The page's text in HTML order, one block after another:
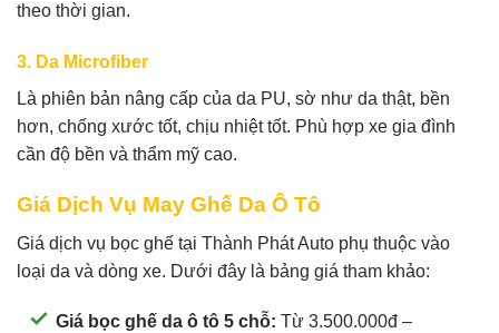
theo thời gian.
3. Da Microfiber
Là phiên bản nâng cấp của da PU, sờ như da thật, bền
hơn, chống xước tốt, chịu nhiệt tốt. Phù hợp xe gia đình
cần độ bền và thẩm mỹ cao.
Giá Dịch Vụ May Ghế Da Ô Tô
Giá dịch vụ bọc ghế tại Thành Phát Auto phụ thuộc vào
loại da và dòng xe. Dưới đây là bảng giá tham khảo:
Giá bọc ghế da ô tô 5 chỗ: Từ 3.500.000đ –